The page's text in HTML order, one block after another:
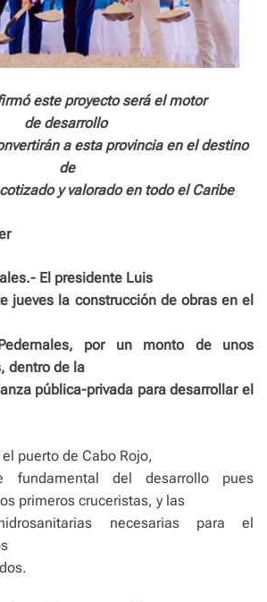
este proyecto será el motor
de desarrollo
a esta provincia en el destino
de
y valorado en todo el Caribe
El presidente Luis
jueves la construcción de obras en el
por un monto de unos
dentro de la
pública-privada para desarrollar el
puerto de Cabo Rojo,
del desarrollo pues
primeros cruceristas, y las
necesarias para el